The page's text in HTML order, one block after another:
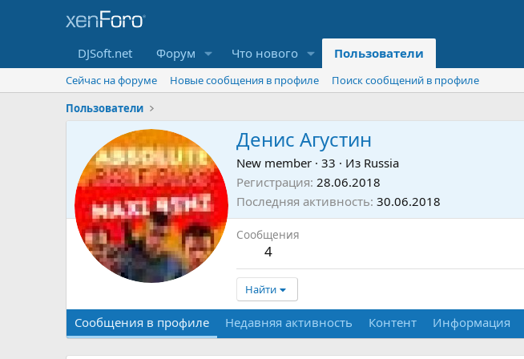
DJSoft.net Форум Что нового Пользователи
Сейчас на форуме Новые сообщения в профиле
Поиск сообщений в профиле
Пользователи
Денис Агустин
New member · 33 · Из Russia
Регистрация 28.06.2018
Последняя активность 30.06.2018
Сообщения
4
Найти
Сообщения в профиле Недавняя активность Контент Информация